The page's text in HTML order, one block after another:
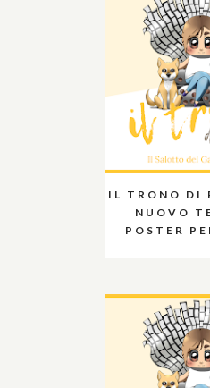
IL TRONO DI
NUOVO
POSTER